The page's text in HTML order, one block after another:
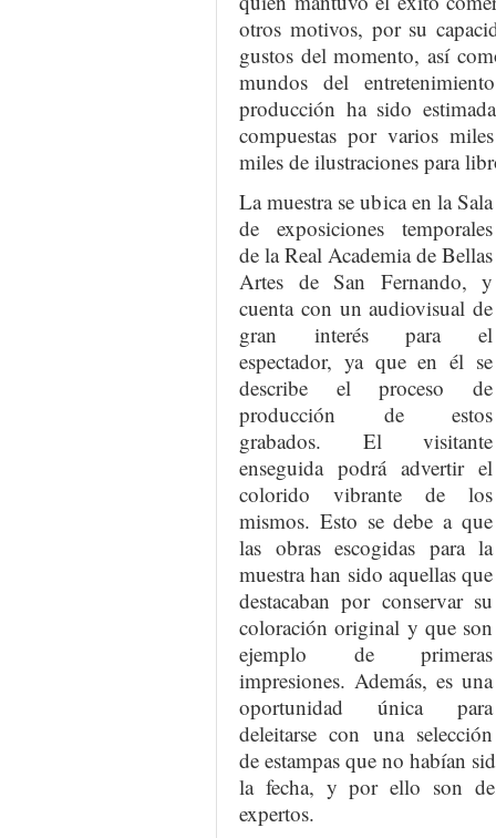
otros motivos, por su
gustos del momento, así
mundos del
producción ha sido
compuestas por varios
miles de ilustraciones para
La muestra se ubica en la Sala
de exposiciones temporales
de la Real Academia de Bellas
Artes de San Fernando, y
cuenta con un audiovisual de
gran interés para el
espectador, ya que en él se
describe el proceso de
producción de estos
grabados. El visitante
enseguida podrá advertir el
colorido vibrante de los
mismos. Esto se debe a que
las obras escogidas para la
muestra han sido aquellas que
destacaban por conservar su
coloración original y que son
ejemplo de primeras
impresiones. Además, es una
oportunidad única para
deleitarse con una selección
de estampas que no habían
la fecha, y por ello son
expertos.